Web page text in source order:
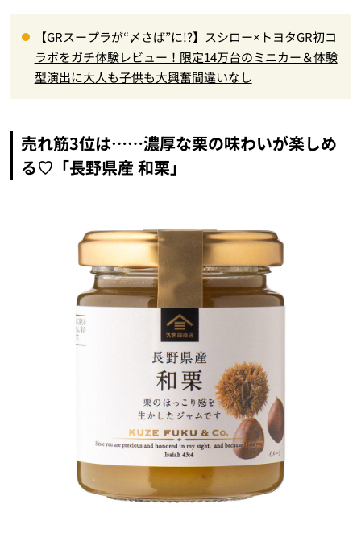
【GRスープラが“〆さば”に!?】スシロー×トヨタGR初コ
ラボをガチ体験レビュー！限定14万台のミニカー＆体験
型演出に大人も子供も大興奮間違いなし
売れ筋3位は……濃厚な栗の味わいが楽しめ
る♡「長野県産 和栗」